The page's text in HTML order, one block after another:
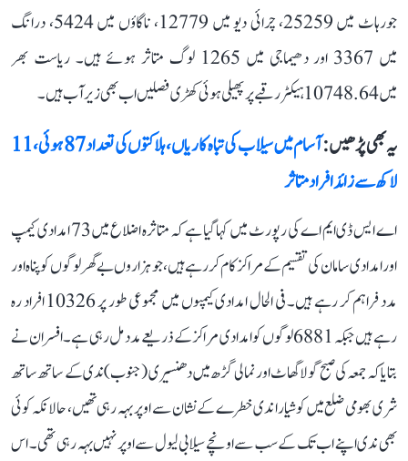
جورہاٹ میں 25259، چرائی دیو میں 12779، ناگاؤں میں 5424، درانگ
میں 3367 اور دھیماجی میں 1265 لوگ متاثر ہوئے ہیں۔ ریاست بھر
میں 10748.64 ہیکٹر رقبے پر پھیلی ہوئی کھڑی فصلیں اب بھی زیر آب ہیں۔
یہ بھی پڑھیں :
آسام میں سیلاب کی تباہ کاریاں، ہلاکتوں کی تعداد 87 ہوئی، 11
لاکھ سے زائد افراد متاثر
اے ایس ڈی ایم اے کی رپورٹ میں کہا گیا ہے کہ متاثرہ اضلاع میں 73 امدادی کیمپ
اور امدادی سامان کی تقسیم کے مراکز کام کر رہے ہیں، جو ہزاروں بے گھر لوگوں کو پناہ اور
مدد فراہم کر رہے ہیں۔ فی الحال امدادی کیمپوں میں مجموعی طور پر 10326 افراد رہ
رہے ہیں جبکہ 6881 لوگوں کو امدادی مراکز کے ذریعے مدد مل رہی ہے۔ افسران نے
بتایا کہ جمعہ کی صبح گولا گھاٹ اور نمالی گڑھ میں دھنسیری (جنوب) ندی کے ساتھ ساتھ
شری بھومی ضلع میں کوشیارا ندی خطرے کے نشان سے اوپر بہہ رہی تھیں، حالانکہ کوئی
بھی ندی اپنے اب تک کے سب سے اونچے سیلابی لیول سے اوپر نہیں بہہ رہی تھی۔ اس